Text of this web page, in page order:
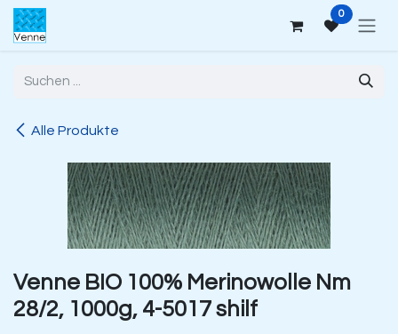
Zum Inhalt springen 0
Alle Produkte
Venne BIO 100% Merinowolle Nm
28/2, 1000g, 4-5017 shilf